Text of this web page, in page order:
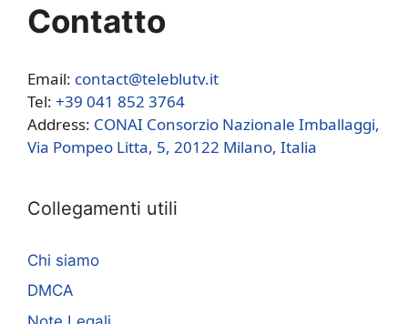
Contatto
Email: contact@teleblutv.it
Tel: +39 041 852 3764
Address: CONAI Consorzio Nazionale Imballaggi,
Via Pompeo Litta, 5, 20122 Milano, Italia
Collegamenti utili
Chi siamo
DMCA